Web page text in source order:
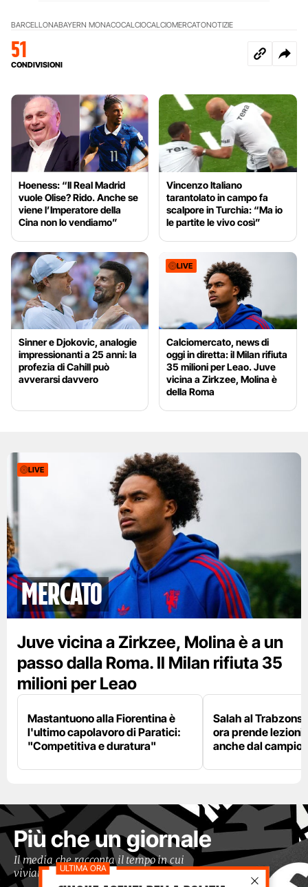
BARCELLONABAYERN MONACOCALCIOCALCIOMERCATONOTIZIE
51
CONDIVISIONI
Hoeness: “Il Real Madrid
vuole Olise? Rido. Anche se
viene l’Imperatore della
Cina non lo vendiamo”
Vincenzo Italiano
tarantolato in campo fa
scalpore in Turchia: “Ma io
le partite le vivo così”
Sinner e Djokovic, analogie
impressionanti a 25 anni: la
profezia di Cahill può
avverarsi davvero
LIVE
Calciomercato, news di
oggi in diretta: il Milan rifiuta
35 milioni per Leao. Juve
vicina a Zirkzee, Molina è
della Roma
LIVE
mercato
Juve vicina a Zirkzee, Molina è a un
passo dalla Roma. Il Milan rifiuta 35
milioni per Leao
Mastantuono alla Fiorentina è
l'ultimo capolavoro di Paratici:
"Competitiva e duratura"
Salah al
ora prende lezioni
anche dal
Più che un giornale
Il media che racconta il tempo in cui
viviamo con occhi moderni